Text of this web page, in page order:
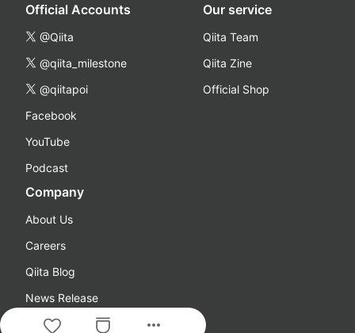
more_horiz
Official Accounts
@Qiita
@qiita_milestone
@qiitapoi
Facebook
YouTube
Podcast
Our service
Qiita Team
Qiita Zine
Official Shop
Company
About Us
Careers
Qiita Blog
News Release